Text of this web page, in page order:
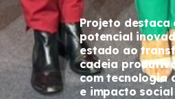
Projeto destaca
potencial
estado ao
cadeia
com tecnologia
e impacto social